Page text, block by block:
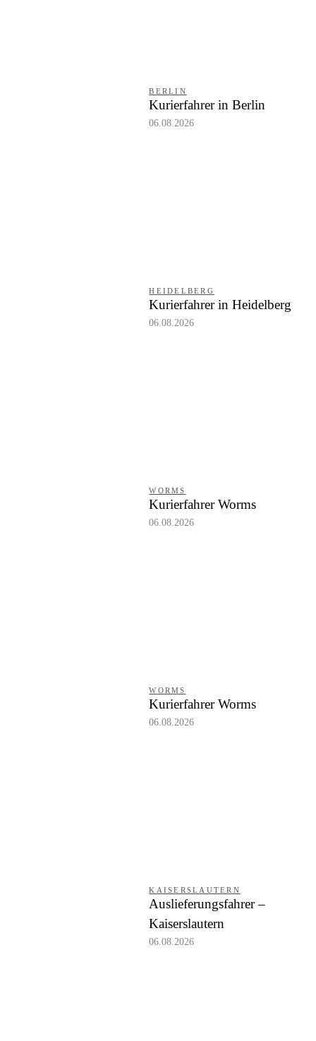
BERLIN
Kurierfahrer in Berlin
06.08.2026
HEIDELBERG
Kurierfahrer in Heidelberg
06.08.2026
WORMS
Kurierfahrer Worms
06.08.2026
WORMS
Kurierfahrer Worms
06.08.2026
KAISERSLAUTERN
Auslieferungsfahrer –
Kaiserslautern
06.08.2026